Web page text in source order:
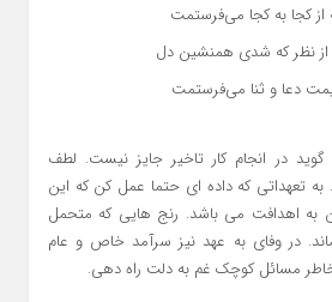
از کجا به کجا می‌فرستمت
نظر که شدی همنشین دل
دعا و ثنا می‌فرستمت
در انجام کار تاخیر جایز نیست. لطف
تعهداتی که داده ای حتما عمل کن که این
به اهدافت می باشد. رنج هایی که متحمل
در وفای به عهد نیز سرآمد خاص و عام
مسائل کوچک غم به دلت راه دهی.